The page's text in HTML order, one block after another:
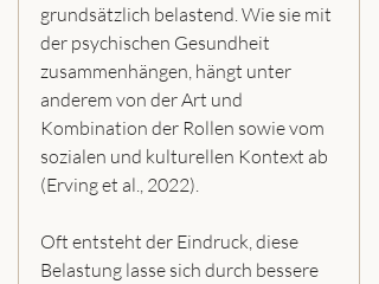
grundsätzlich belastend. Wie sie mit
der psychischen Gesundheit
zusammenhängen, hängt unter
anderem von der Art und
Kombination der Rollen sowie vom
sozialen und kulturellen Kontext ab
(Erving et al., 2022).
Oft entsteht der Eindruck, diese
Belastung lasse sich durch bessere